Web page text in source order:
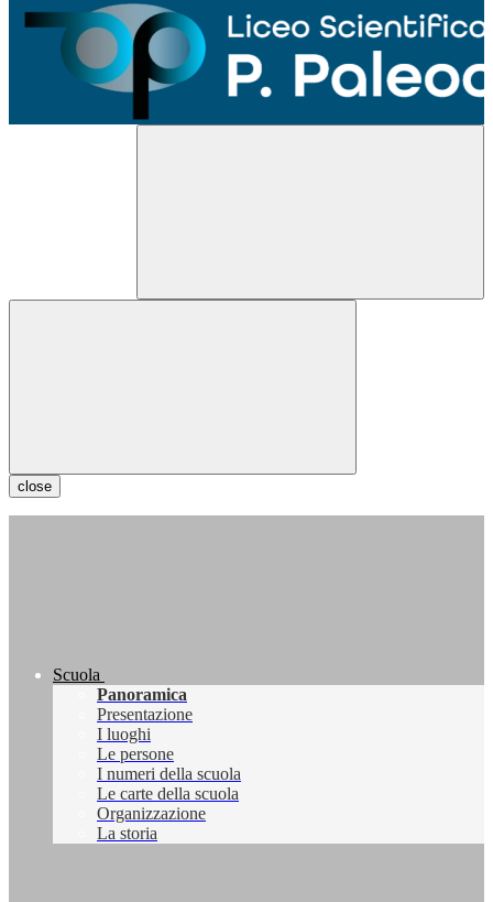
close
Scuola
Panoramica
Presentazione
I luoghi
Le persone
I numeri della scuola
Le carte della scuola
Organizzazione
La storia